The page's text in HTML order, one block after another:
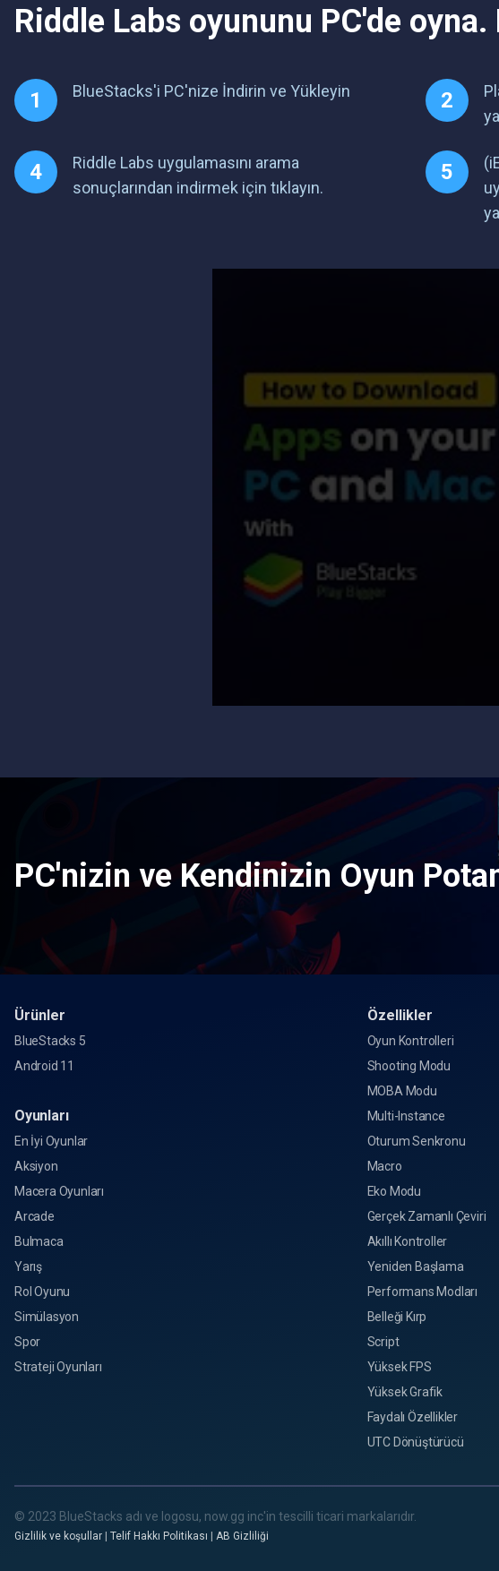
Riddle Labs oyununu PC'de
BlueStacks'i PC'nize İndirin ve Yükleyin
Riddle Labs uygulamasını arama
sonuçlarından indirmek için tıklayın.
PC'nizin ve Kendinizin Oyun
Ürünler
BlueStacks 5
Android 11
Oyunları
En İyi Oyunlar
Aksiyon
Macera Oyunları
Arcade
Bulmaca
Yarış
Rol Oyunu
Simülasyon
Spor
Strateji Oyunları
Özellikler
Oyun Kontrolleri
Shooting Modu
MOBA Modu
Multi-Instance
Oturum Senkronu
Macro
Eko Modu
Gerçek Zamanlı Çeviri
Akıllı Kontroller
Yeniden Başlama
Performans Modları
Belleği Kırp
Script
Yüksek FPS
Yüksek Grafik
Faydalı Özellikler
UTC Dönüştürücü
© 2023 BlueStacks adı ve logosu, now.gg inc'in tescilli ticari markalarıdır.
Gizlilik ve koşullar Telif Hakkı Politikası AB Gizliliği